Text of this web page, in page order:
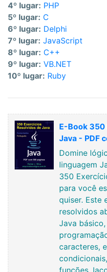
4º lugar: PHP
5º lugar: C
6º lugar: Delphi
7º lugar: JavaScript
8º lugar: C++
9º lugar: VB.NET
10º lugar: Ruby
E-Book 350
Java - PDF
Domine
linguagem
350
para você
quiser. Este
resolvidos
Java
caracteres,
funções,